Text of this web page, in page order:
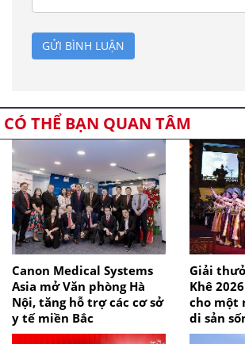
GỬI BÌNH LUẬN
CÓ THỂ BẠN QUAN TÂM
Canon Medical Systems
Asia mở Văn phòng Hà
Nội, tăng hỗ trợ các cơ sở
y tế miền Bắc
Giải
Khê
cho một
di sản